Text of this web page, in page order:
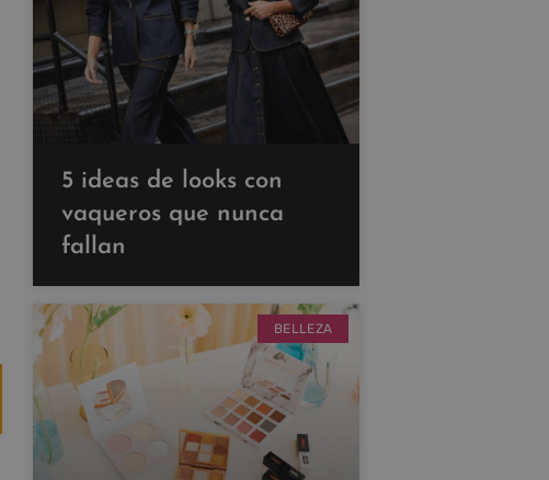
5 ideas de looks con
vaqueros que nunca
fallan
BELLEZA